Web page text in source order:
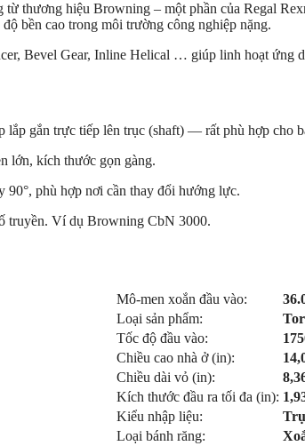
từ thương hiệu Browning – một phần của Regal
bền cao trong môi trường công nghiệp nặng.
Bevel Gear, Inline Helical … giúp linh hoạt ứng
lắp gắn trực tiếp lên trục (shaft) — rất phù hợp cho
lớn, kích thước gọn gàng.
90°, phù hợp nơi cần thay đổi hướng lực.
truyền. Ví dụ Browning CbN 3000.
Mô-men xoắn đầu vào:
Loại sản phẩm:
Tốc độ đầu vào:
Chiều cao nhà ở (in):
Chiều dài vỏ (in):
Kích thước đầu ra tối đa (in):
Kiểu nhập liệu:
Loại bánh răng: